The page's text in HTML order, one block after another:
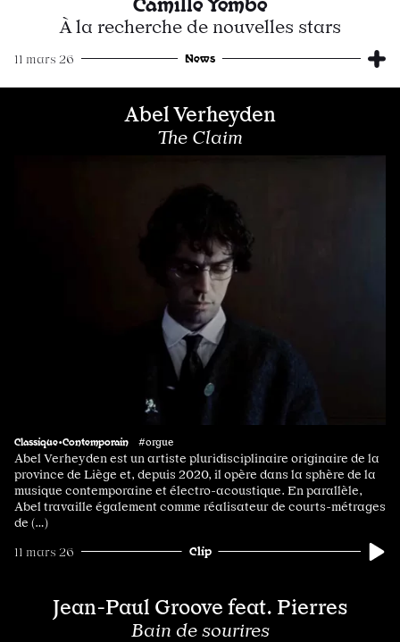
À la recherche de nouvelles stars
11 mars 26 News
Abel Verheyden
The Claim
Classique•Contemporain #orgue
Abel Verheyden est un artiste pluridisciplinaire originaire de la
province de Liège et, depuis 2020, il opère dans la sphère de la
musique contemporaine et électro-acoustique. En parallèle,
Abel travaille également comme réalisateur de courts-métrages
de (…)
11 mars 26 Clip
Jean-Paul Groove feat. Pierres
Bain de sourires